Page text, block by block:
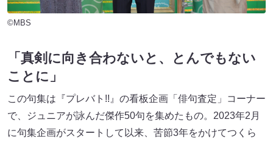
©MBS
「真剣に向き合わないと、とんでもない
ことに」
この句集は『プレバト!!』の看板企画「俳句査定」コーナー
で、ジュニアが詠んだ傑作50句を集めたもの。2023年2月
に句集企画がスタートして以来、苦節3年をかけてつくら